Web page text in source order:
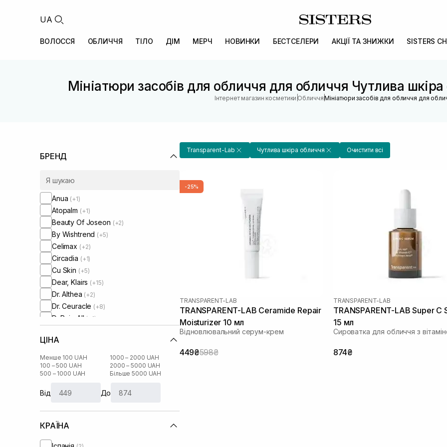
UA
ВОЛОССЯ ОБЛИЧЧЯ ТІЛО ДІМ МЕРЧ НОВИНКИ БЕСТСЕЛЕРИ АКЦІЇ ТА ЗНИЖКИ SISTERS
Мініатюри засобів для обличчя для обличчя Чутлива
Інтернет магазин косметики |Обличчя |Мініатюри засобів для обличчя для
БРЕНД
Anua (+1)
Atopalm (+1)
Beauty Of Joseon (+2)
By Wishtrend (+5)
Celimax (+2)
Circadia (+1)
Cu Skin (+5)
Dear, Klairs (+15)
Dr. Althea (+2)
Dr. Ceuracle (+8)
Dr.Reju-All (+1)
Geek and Gorgeous
Hugs(+1)
HydroPeptide (+8)
I'm From(+14)
IS Clinical
Instytutum
Lalarecipe
ЦІНА
Менше 100 UAH
100 – 500 UAH
500 – 1000 UAH
1000 – 2000 UAH
2000 – 5000 UAH
Більше 5000 UAH
Від До
КРАЇНА
Transparent-Lab Чутлива шкіра обличчя Очистити всі
-25%
TRANSPARENT-LAB
TRANSPARENT-LAB Ceramide Repair
Moisturizer 10 мл
Відновлювальний серум-крем
449₴598₴
TRANSPARENT-LAB
TRANSPARENT-LAB Super C
15 мл
Сироватка для обличчя з
874₴